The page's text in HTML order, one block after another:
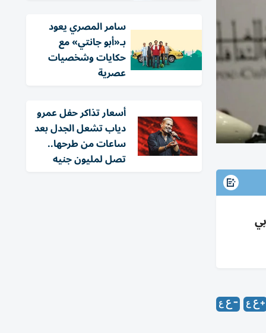
سامر المصري يعود
بـ«أبو جانتي» مع
حكايات وشخصيات
عصرية
أسعار تذاكر حفل عمرو
دياب تشعل الجدل بعد
ساعات من طرحها..
تصل لمليون جنيه